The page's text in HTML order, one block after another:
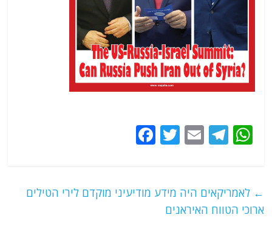
W
s
A
T
g
ra
E
l
T
er
e ← לאמריקאים היה מידע מודיעיני מוקדם לירי הטילים
ארוכי הטווח האיראנים